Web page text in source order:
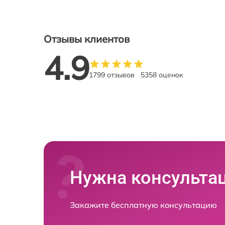
Отзывы клиентов
4.91799 отзывов 5358 оценок
Нужна
Закажите бесплатную консультацию